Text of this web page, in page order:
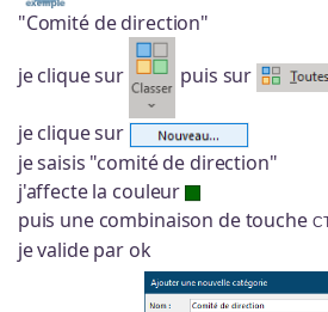
"Comité de direction"
je clique sur puis sur
je clique sur
je saisis "comité de direction"
j'affecte la couleur
puis une combinaison de touche
je valide par ok